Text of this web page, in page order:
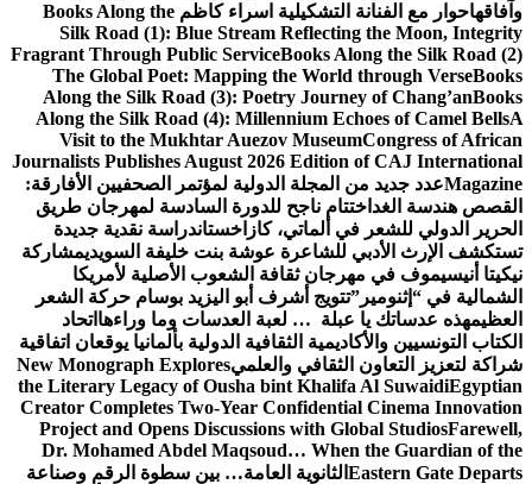
وآفاقهاحوار مع الفنانة التشكيلية اسراء كاظم Books Along the
Silk Road (1): Blue Stream Reflecting the Moon, Integrity
Fragrant Through Public ServiceBooks Along the Silk Road (2)
The Global Poet: Mapping the World through VerseBooks
Along the Silk Road (3): Poetry Journey of Chang’anBooks
Along the Silk Road (4): Millennium Echoes of Camel BellsA
Visit to the Mukhtar Auezov MuseumCongress of African
Journalists Publishes August 2026 Edition of CAJ International
Magazineعدد جديد من المجلة الدولية لمؤتمر الصحفيين الأفارقة:
القصص هندسة الغد اختتام ناجح للدورة السادسة لمهرجان طريق
الحرير الدولي للشعر في ألماتي، كازاخستاندراسة نقدية جديدة
تستكشف الإرث الأدبي للشاعرة عوشة بنت خليفة السويديمشاركة
نيكيتا أنيسيموف في مهرجان ثقافة الشعوب الأصلية لأمريكا
الشمالية في “إثنومير”تتويج أشرف أبو اليزيد بوسام حركة الشعر
العظيمهذه عدساتك يا عبلة … لعبة العدسات وما وراءها اتحاد
الكتاب التونسيين والأكاديمية الثقافية الدولية بألمانيا يوقعان اتفاقية
شراكة لتعزيز التعاون الثقافي والعلميNew Monograph Explores
the Literary Legacy of Ousha bint Khalifa Al SuwaidiEgyptian
Creator Completes Two-Year Confidential Cinema Innovation
Project and Opens Discussions with Global StudiosFarewell,
Dr. Mohamed Abdel Maqsoud… When the Guardian of the
Eastern Gate Departs الثانوية العامة… بين سطوة الرقم وصناعة